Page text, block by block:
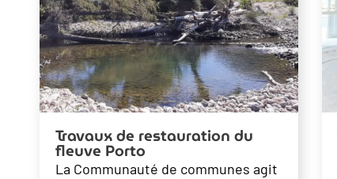
Travaux de restauration du
fleuve Porto
La Communauté de communes agit